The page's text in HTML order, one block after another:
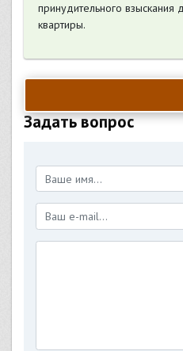
принудительного взыскания
квартиры.
Задать вопрос